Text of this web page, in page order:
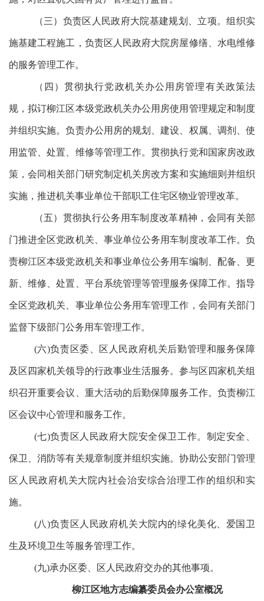
（三）负责区人民政府大院基建规划、立项。组织实
施基建工程施工，负责区人民政府大院房屋修缮、水电维修
的服务管理工作。
（四）贯彻执行党政机关办公用房管理有关政策法
规，拟订柳江区本级党政机关办公用房使用管理规定和制度
并组织实施。负责办公用房的规划、建设、权属、调剂、使
用监管、处置、维修等管理工作。贯彻执行党和国家房改政
策，会同相关部门研究制定机关房改方案和实施细则并组织
实施，推进机关事业单位干部职工住宅区物业管理改革。
（五）贯彻执行公务用车制度改革精神，会同有关部
门推进全区党政机关、事业单位公务用车制度改革工作。负
责柳江区本级党政机关和事业单位公务用车编制、配备、更
新、维修、处置、平台系统管理等管理服务保障工作。指导
全区党政机关、事业单位公务用车管理工作，会同有关部门
监督下级部门公务用车管理工作。
(六)负责区委、区人民政府机关后勤管理和服务保障
及区四家机关领导的行政事业生活服务。参与区四家机关组
织召开重要会议、重大活动的后勤保障服务工作。负责柳江
区会议中心管理和服务工作。
(七)负责区人民政府大院安全保卫工作。制定安全、
保卫、消防等有关规章制度并组织实施。协助公安部门管理
区人民政府机关大院内社会治安综合治理工作的组织和实
施。
(八)负责区人民政府机关大院内的绿化美化、爱国卫
生及环境卫生等服务管理工作。
(九)承办区委、区人民政府交办的其他事项。
柳江区地方志编纂委员会办公室概况